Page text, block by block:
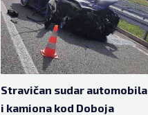
Stravičan sudar automobila
i kamiona kod Doboja